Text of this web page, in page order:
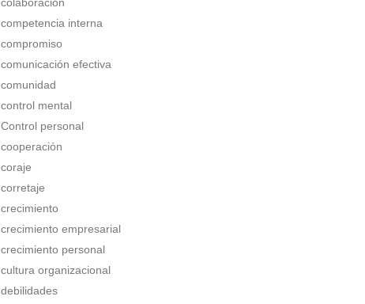
competencia interna
compromiso
comunicación efectiva
comunidad
control mental
Control personal
cooperación
coraje
corretaje
crecimiento
crecimiento empresarial
crecimiento personal
cultura organizacional
debilidades